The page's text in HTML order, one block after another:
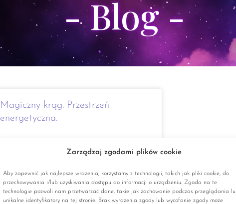
Zarządzaj zgodami plików cookie
Aby zapewnić jak najlepsze wrażenia, korzystamy z technologii, takich jak pliki cookie, do
przechowywania i/lub uzyskiwania dostępu do informacji o urządzeniu. Zgoda na te
technologie pozwoli nam przetwarzać dane, takie jak zachowanie podczas przeglądania
unikalne identyfikatory na tej stronie. Brak wyrażenia zgody lub wycofanie zgody może
- Blog -
Magiczny krąg. Przestrzeń
energetyczna.
genezę czegoś, co często pojawia się w moich
to okrąg zakreślany przed przystąpieniem do
rytuałów magicznych, ale także przed różnymi